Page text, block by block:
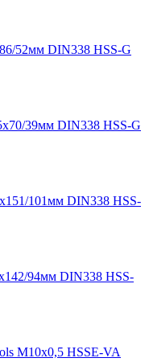
52мм DIN338 HSS-G
39мм DIN338 HSS-G
101мм DIN338 HSS-
94мм DIN338 HSS-
М10х0,5 HSSE-VA